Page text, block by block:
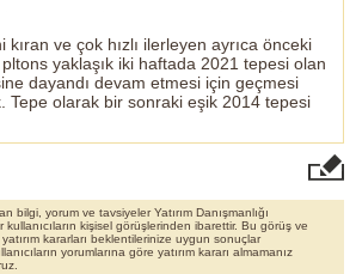
ve çok hızlı ilerleyen ayrıca önceki
yaklaşık iki haftada 2021 tepesi olan
dayandı devam etmesi için geçmesi
Tepe olarak bir sonraki eşik 2014 tepesi
bilgi, yorum ve tavsiyeler Yatırım Danışmanlığı
kullanıcıların kişisel görüşlerinden ibarettir. Bu görüş ve
kararları beklentilerinize uygun sonuçlar
yorumlarına göre yatırım kararı almamanız